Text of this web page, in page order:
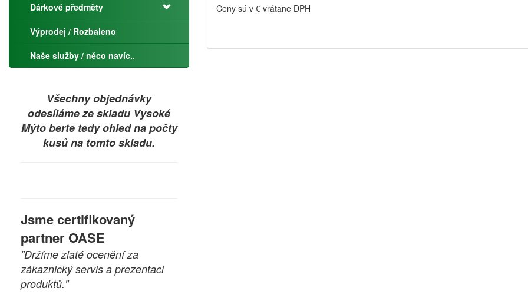
Dárkové předměty
Výprodej / Rozbaleno
Naše služby / něco navíc..
Všechny objednávky
odesíláme ze skladu Vysoké
Mýto berte tedy ohled na počty
kusů na tomto skladu.
Jsme certifikovaný
partner OASE
"Držíme zlaté ocenění za
zákaznický servis a prezentaci
produktů."
Ceny sú v € vrátane DPH